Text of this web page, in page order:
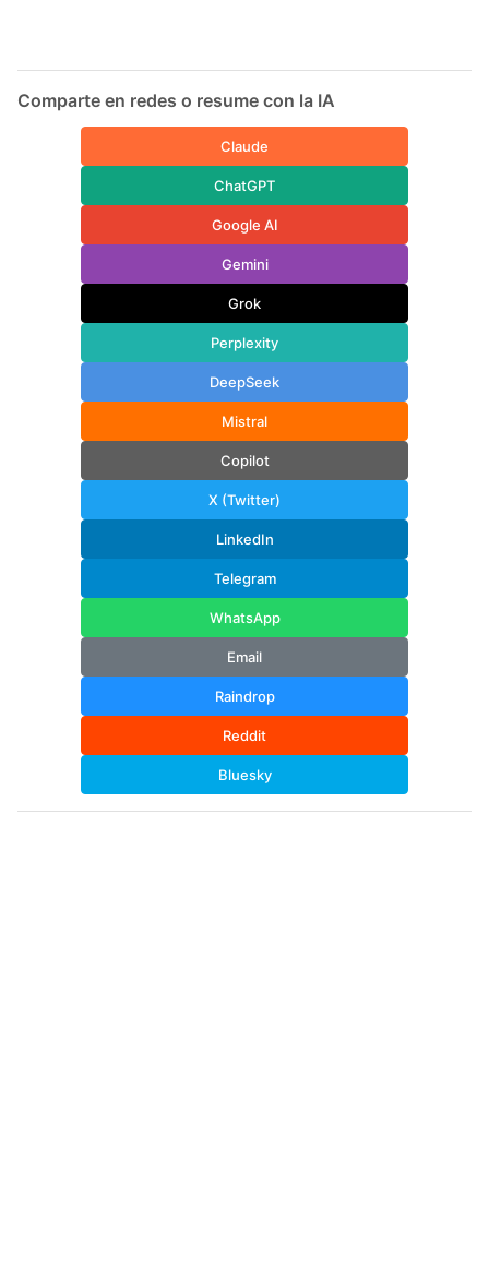
Comparte en redes o resume con la IA
Claude
ChatGPT
Google AI
Gemini
Grok
Perplexity
DeepSeek
Mistral
Copilot
X (Twitter)
LinkedIn
Telegram
WhatsApp
Email
Raindrop
Reddit
Bluesky